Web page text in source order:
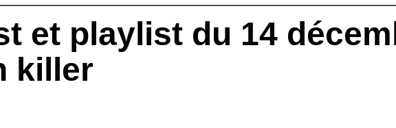
et playlist du 14
killer